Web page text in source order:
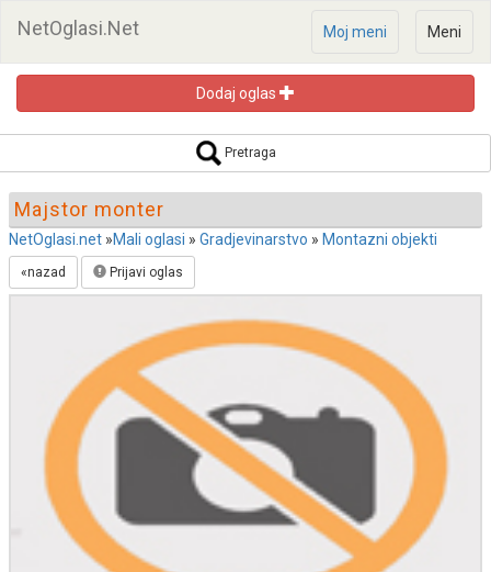
NetOglasi.Net Meni
Moj meni
Dodaj oglas
Pretraga
Pretraga oglasa
Majstor monter
NetOglasi.net »Mali oglasi » Gradjevinarstvo » Montazni objekti
«nazad Prijavi oglas